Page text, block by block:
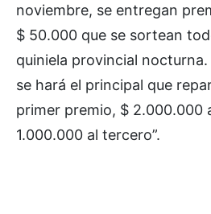
noviembre, se entregan
$ 50.000 que se sortean
quiniela provincial
se hará el principal que
primer premio, $ 2.000.000
1.000.000 al tercero”.